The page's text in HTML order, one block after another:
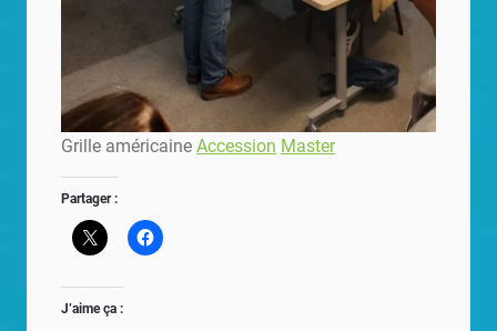
Grille américaine Accession Master
Partager :
J’aime ça :